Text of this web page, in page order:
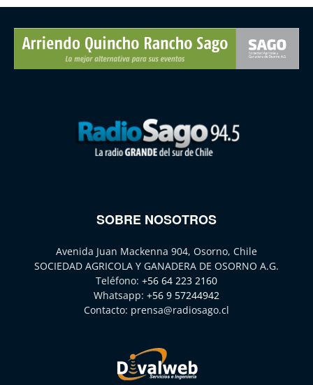
SOBRE NOSOTROS
Avenida Juan Mackenna 904, Osorno, Chile
SOCIEDAD AGRICOLA Y GANADERA DE OSORNO A.G.
Teléfono: +56 64 223 2160
Whatsapp: +56 9 57244942
Contacto: prensa@radiosago.cl